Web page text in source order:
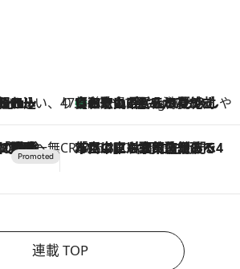
assiette dessert）」 47都道府県の手みやげ ひんやりスイーツで夏を満喫
10 Hours Ago
【和歌山県】この夏絶対食べたい 冷やしておいしいおやつ3選 みかんがごろっと丸ごと入ったジュレ
見が待つ場所へ
星野温泉 トンボの湯」で体験 CREA'S CHOICE
2026.8.7
「立川にも歌舞伎があるんだよ」 片岡仁左衛門・市川中車ら豪華座組みで4年目の立川立飛歌舞伎へ
連載 TOP